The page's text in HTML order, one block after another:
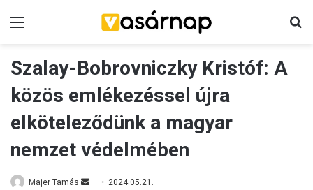
Szalay-Bobrovniczky Kristóf: A
közös emlékezéssel újra
elköteleződünk a magyar
nemzet védelmében
Majer Tamás 2024.05.21.